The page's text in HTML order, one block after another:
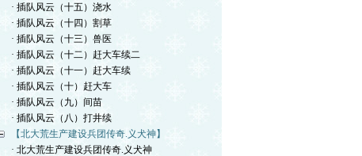
· 插队风云（十五）浇水
· 插队风云（十四）割草
· 插队风云（十三）兽医
· 插队风云（十二）赶大车续二
· 插队风云（十一）赶大车续
· 插队风云（十）赶大车
· 插队风云（九）间苗
· 插队风云（八）打井续
【北大荒生产建设兵团传奇.义犬神】
· 北大荒生产建设兵团传奇.义犬神